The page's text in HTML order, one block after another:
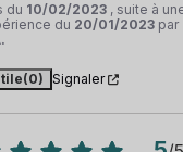
du 10/02/2023 , suite à
du 20/01/2023 par
(0) Signaler